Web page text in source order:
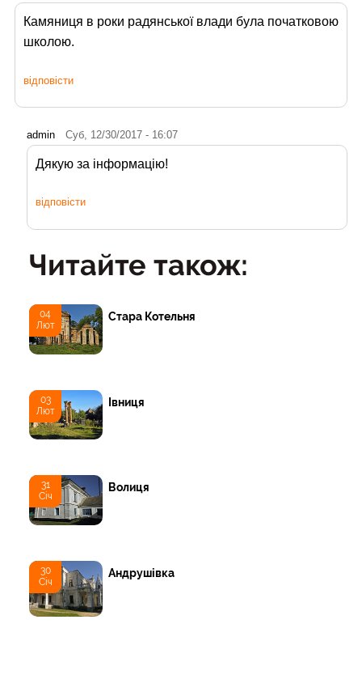
Камяниця в роки радянської влади була початковою
школою.
відповісти
admin Суб, 12/30/2017 - 16:07
Дякую за інформацію!
відповісти
Читайте також:
04
Лют
Стара Котельня
03
Лют
Івниця
31
Січ
Волиця
30
Січ
Андрушівка